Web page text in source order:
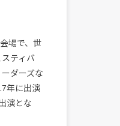
場で、世
ティバ
ダーズな
年に出演
演とな